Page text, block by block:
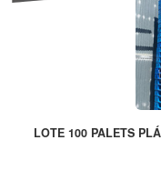
LOTE 100 PALETS